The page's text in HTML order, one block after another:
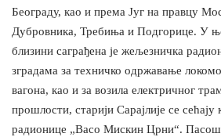
Београду, као и према Југ на правцу
Дубровника, Требиња и Подгорице. У
близини саграђена је жељезничка
зградама за техничко одржавање
вагона, као и за возила електричног
прошлости, старији Сарајлије се сећају
радионице „Васо Мискин Црни“. Пасош